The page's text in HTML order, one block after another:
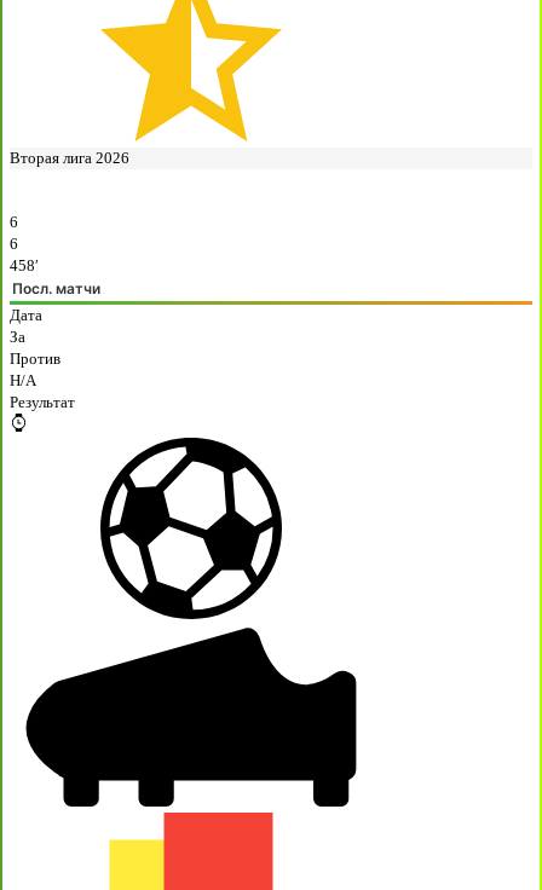
Вторая лига 2026
6
6
458′
Посл. матчи
Дата
За
Против
H/A
Результат